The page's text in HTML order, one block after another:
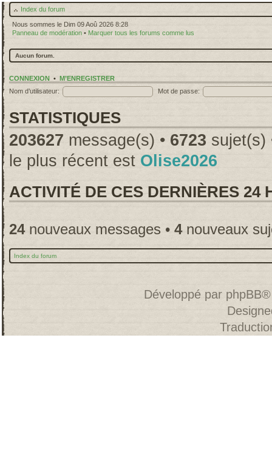
Index du forum
Nous sommes le Dim 09 Aoû 2026 8:28
Panneau de modération • Marquer tous les forums comme lus
Aucun forum.
CONNEXION • M’ENREGISTRER
Nom d’utilisateur:
Mot de passe:
STATISTIQUES
203627 message(s) • 6723 sujet(s)
le plus récent est Olise2026
ACTIVITÉ DE CES DERNIÈRES 24
24nouveaux messages • 4nouveaux
Index du forum
Développé par phpBB®